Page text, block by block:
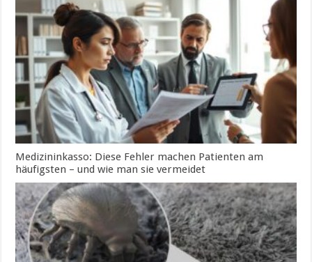
Medizininkasso: Diese Fehler machen Patienten am
häufigsten – und wie man sie vermeidet